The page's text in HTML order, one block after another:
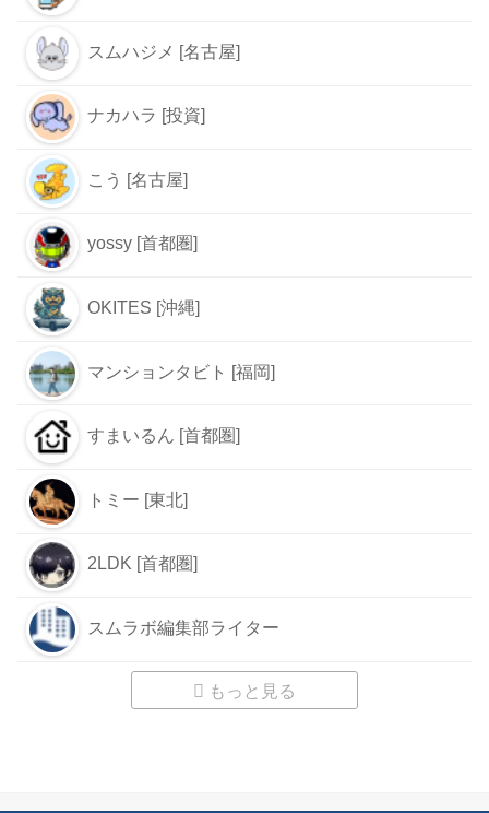
スムハジメ [名古屋]
ナカハラ [投資]
こう [名古屋]
yossy [首都圏]
OKITES [沖縄]
マンションタビト [福岡]
すまいるん [首都圏]
トミー [東北]
2LDK [首都圏]
スムラボ編集部ライター
もっと見る